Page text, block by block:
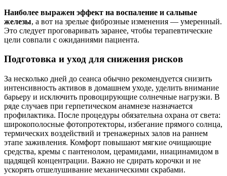
Наиболее выражен эффект на воспаление и сальные
железы, а вот на зрелые фиброзные изменения — умеренный.
Это следует проговаривать заранее, чтобы терапевтические
цели совпали с ожиданиями пациента.
Подготовка и уход для снижения рисков
За несколько дней до сеанса обычно рекомендуется снизить
интенсивность активов в домашнем уходе, уделить внимание
барьеру и исключить провоцирующие солнечные нагрузки. В
ряде случаев при герпетическом анамнезе назначается
профилактика. После процедуры обязательна охрана от света:
широкополосные фотопротекторы, избегание прямого солнца,
термических воздействий и тренажерных залов на раннем
этапе заживления. Комфорт повышают мягкие очищающие
средства, кремы с пантенолом, церамидами, ниацинамидом в
щадящей концентрации. Важно не сдирать корочки и не
ускорять отшелушивание механическими скрабами.